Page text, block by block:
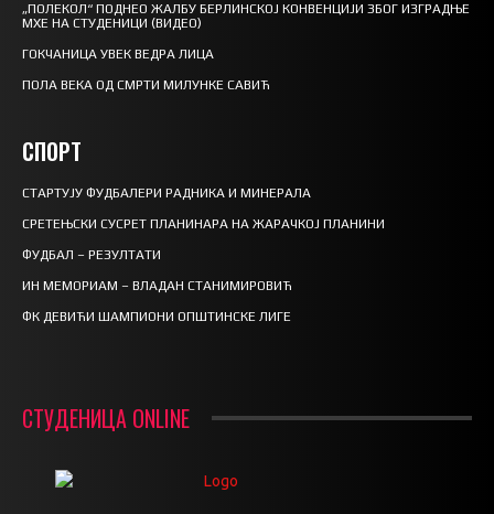
„ПОЛЕКОЛ“ ПОДНЕО ЖАЛБУ БЕРЛИНСКОЈ КОНВЕНЦИЈИ ЗБОГ ИЗГРАДЊЕ
МХЕ НА СТУДЕНИЦИ (ВИДЕО)
ГОКЧАНИЦА УВЕК ВЕДРА ЛИЦА
ПОЛА ВЕКА ОД СМРТИ МИЛУНКЕ САВИЋ
СПОРТ
СТАРТУЈУ ФУДБАЛЕРИ РАДНИКА И МИНЕРАЛА
СРЕТЕЊСКИ СУСРЕТ ПЛАНИНАРА НА ЖАРАЧКОЈ ПЛАНИНИ
ФУДБАЛ – РЕЗУЛТАТИ
ИН МЕМОРИАМ – ВЛАДАН СТАНИМИРОВИЋ
ФК ДЕВИЋИ ШАМПИОНИ ОПШТИНСКЕ ЛИГЕ
СТУДЕНИЦА ONLINE